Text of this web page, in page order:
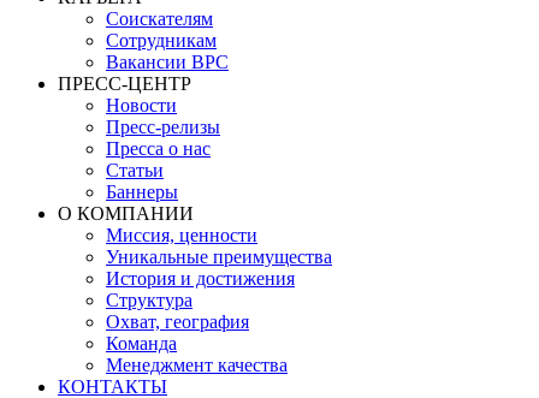
Соискателям
Сотрудникам
Вакансии BPC
ПРЕСС-ЦЕНТР
Новости
Пресс-релизы
Пресса о нас
Статьи
Баннеры
О КОМПАНИИ
Миссия, ценности
Уникальные преимущества
История и достижения
Структура
Охват, география
Команда
Менеджмент качества
КОНТАКТЫ